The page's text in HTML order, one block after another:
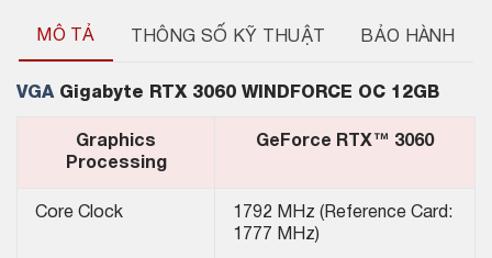
MÔ TẢ THÔNG SỐ KỸ THUẬT BẢO HÀNH
VGA Gigabyte RTX 3060 WINDFORCE OC 12GB
Graphics
Processing
GeForce RTX™ 3060
Core Clock
1792 MHz (Reference Card:
1777 MHz)